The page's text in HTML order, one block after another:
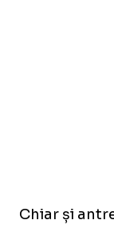
Chiar și